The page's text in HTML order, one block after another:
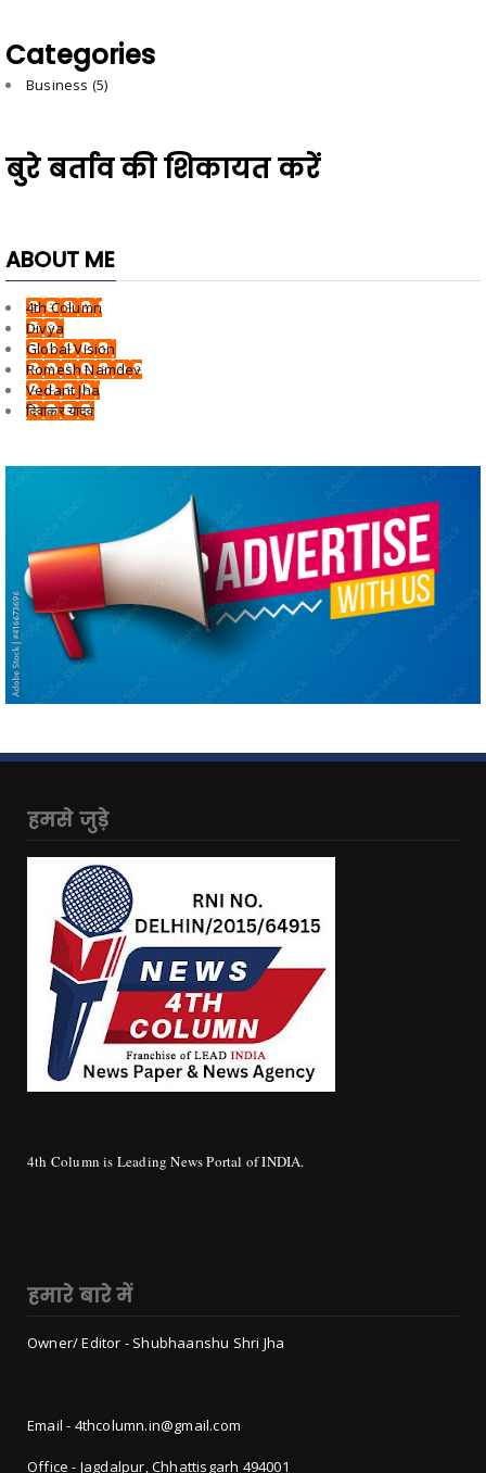
Categories
Business (5)
बुरे बर्ताव की शिकायत करें
ABOUT ME
4th Column
Divya
Global Vision
Romesh Namdev
Vedant Jha
दिवाकर यादव
हमसे जुड़े
4th Column is Leading News Portal of INDIA.
हमारे बारे में
Owner/ Editor - Shubhaanshu Shri Jha
Email - 4thcolumn.in@gmail.com
Office - Jagdalpur, Chhattisgarh 494001